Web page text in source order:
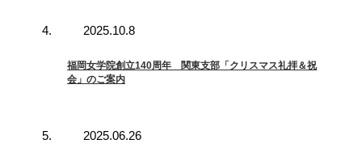
2025.10.8
福岡女学院創立140周年 関東支部「クリスマス礼拝＆祝
会」のご案内
2025.06.26